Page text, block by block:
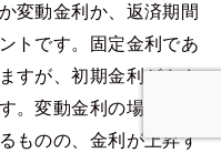
変動金利か、返済期間
トです。固定金利であ
すが、初期金利がやや
。変動金利の場合は当
ものの、金利が上昇す